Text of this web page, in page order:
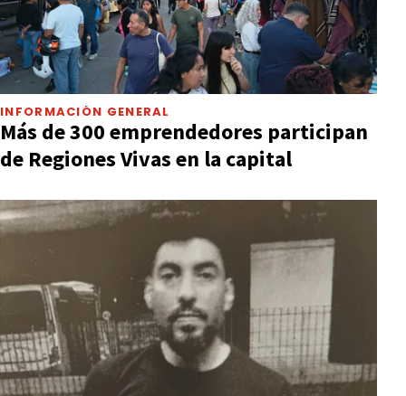
INFORMACIÓN GENERAL
Más de 300 emprendedores participan
de Regiones Vivas en la capital